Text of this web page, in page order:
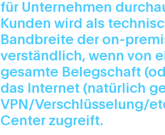
für Unternehmen
Kunden wird als
Bandbreite der on-
verständlich, wenn von
gesamte Belegschaft
das Internet (natürlich
VPN/Verschlüsselung/
Center zugreift.